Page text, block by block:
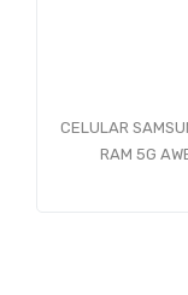
CELULAR
RAM 5G